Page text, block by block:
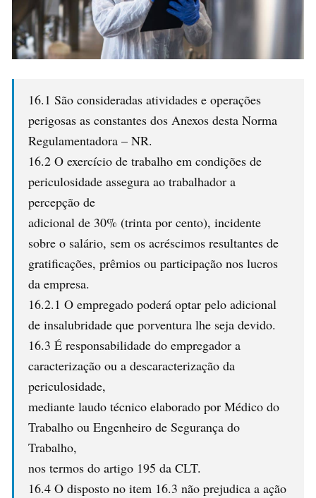
16.1 São consideradas atividades e operações
perigosas as constantes dos Anexos desta Norma
Regulamentadora – NR.
16.2 O exercício de trabalho em condições de
periculosidade assegura ao trabalhador a
percepção de
adicional de 30% (trinta por cento), incidente
sobre o salário, sem os acréscimos resultantes de
gratificações, prêmios ou participação nos lucros
da empresa.
16.2.1 O empregado poderá optar pelo adicional
de insalubridade que porventura lhe seja devido.
16.3 É responsabilidade do empregador a
caracterização ou a descaracterização da
periculosidade,
mediante laudo técnico elaborado por Médico do
Trabalho ou Engenheiro de Segurança do
Trabalho,
nos termos do artigo 195 da CLT.
16.4 O disposto no item 16.3 não prejudica a ação